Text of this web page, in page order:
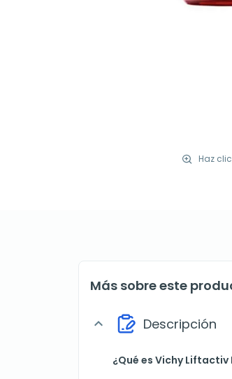
Haz
Más sobre este
expand_more Descripción
¿Qué es Vichy Liftactiv